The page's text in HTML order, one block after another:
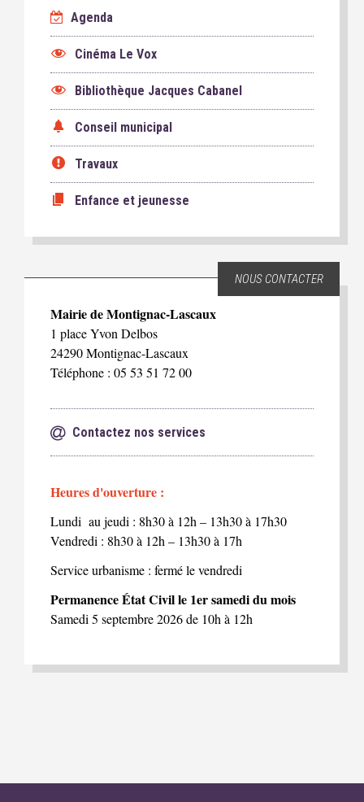
Agenda
Cinéma Le Vox
Bibliothèque Jacques Cabanel
Conseil municipal
Travaux
Enfance et jeunesse
NOUS CONTACTER
Mairie de Montignac-Lascaux
1 place Yvon Delbos
24290 Montignac-Lascaux
Téléphone : 05 53 51 72 00
Contactez nos services
Heures d'ouverture :
Lundi au jeudi : 8h30 à 12h – 13h30 à 17h30
Vendredi : 8h30 à 12h – 13h30 à 17h
Service urbanisme : fermé le vendredi
Permanence État Civil le 1er samedi du mois
Samedi 5 septembre 2026 de 10h à 12h